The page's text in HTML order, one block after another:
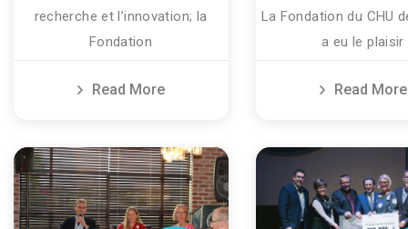
recherche et l’innovation; la
Fondation
Read More
La Fondation du CHU
a eu le plaisir
Read More